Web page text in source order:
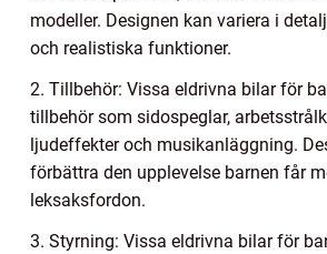
modeller. Designen kan variera i
och realistiska funktioner.
2. Tillbehör: Vissa eldrivna bilar för
tillbehör som sidospeglar,
ljudeffekter och musikanläggning.
förbättra den upplevelse barnen får
leksaksfordon.
3. Styrning: Vissa eldrivna bilar för